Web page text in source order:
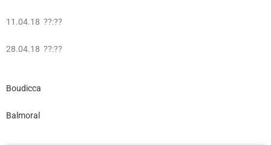
11.04.18 ??:??
28.04.18 ??:??
Boudicca
Balmoral